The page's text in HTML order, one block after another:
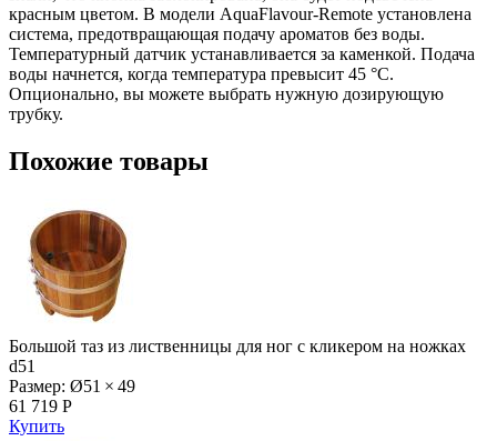
красным цветом. В модели AquaFlavour-Remote установлена
система, предотвращающая подачу ароматов без воды.
Температурный датчик устанавливается за каменкой. Подача
воды начнется, когда температура превысит 45 °С.
Опционально, вы можете выбрать нужную дозирующую
трубку.
Похожие товары
Большой таз из лиственницы для ног с кликером на ножках
d51
Размер: Ø51 × 49
61 719 Р
Купить